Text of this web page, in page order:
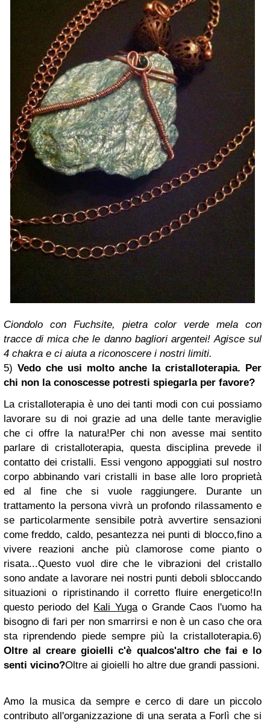
Ciondolo con Fuchsite, pietra color verde mela con
tracce di mica che le danno bagliori argentei!Agisce sul
4 chakra e ci aiuta a riconoscere i nostri limiti.
5) Vedo che usi molto anche la cristalloterapia. Per
chi non la conoscesse potresti spiegarla per favore?
La cristalloterapia è uno dei tanti modi con cui possiamo
lavorare su di noi grazie ad una delle tante meraviglie
che ci offre la natura! Per chi non avesse mai sentito
parlare di cristalloterapia, questa disciplina prevede il
contatto dei cristalli. Essi vengono appoggiati sul nostro
corpo abbinando vari cristalli in base alle loro proprietà
ed al fine che si vuole raggiungere. Durante un
trattamento la persona vivrà un profondo rilassamento e
se particolarmente sensibile potrà avvertire sensazioni
come freddo, caldo, pesantezza nei punti di blocco,fino a
vivere reazioni anche più clamorose come pianto o
risata...Questo vuol dire che le vibrazioni del cristallo
sono andate a lavorare nei nostri punti deboli sbloccando
situazioni o ripristinando il corretto fluire energetico! In
questo periodo del
Kali Yugao Grande Caos l'uomo ha
bisogno di fari per non smarrirsi e non è un caso che ora
sta riprendendo piede sempre più la cristalloterapia.6)
Oltre al creare gioielli c'è qualcos'altro che fai e lo
senti vicino?Oltre ai gioielli ho altre due grandi passioni.
Amo la musica da sempre e cerco di dare un piccolo
contributo all'organizzazione di una serata a Forlì che si